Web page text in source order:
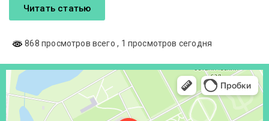
Читать статью
868 просмотров всего, 1 просмотров сегодня
Донецк
Проспект Ильича, 110 — Яндекс Карты